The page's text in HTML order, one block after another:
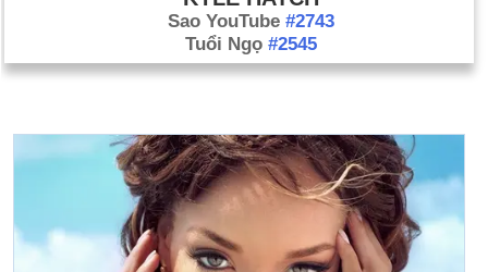
Sao YouTube #2743
Tuổi Ngọ #2545